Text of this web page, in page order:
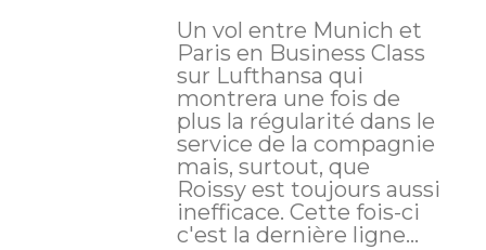
Un vol entre Munich et
Paris en Business Class
sur Lufthansa qui
montrera une fois de
plus la régularité dans le
service de la compagnie
mais, surtout, que
Roissy est toujours aussi
inefficace. Cette fois-ci
c'est la dernière ligne...